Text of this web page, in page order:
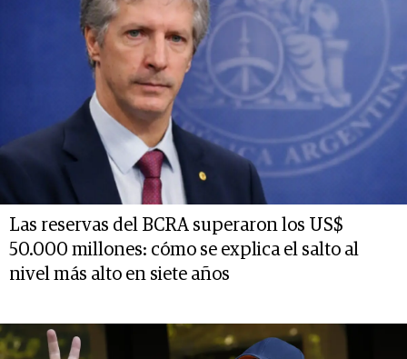
Las reservas del BCRA superaron los US$
50.000 millones: cómo se explica el salto al
nivel más alto en siete años